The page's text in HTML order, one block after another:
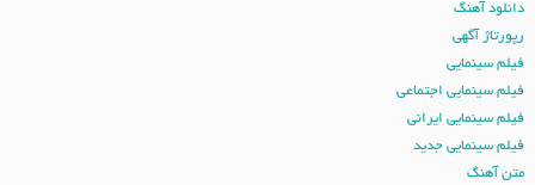
دانلود آهنگ
رپورتاژ آگهی
فیلم سینمایی
فیلم سینمایی اجتماعی
فیلم سینمایی ایرانی
فیلم سینمایی جدید
متن آهنگ